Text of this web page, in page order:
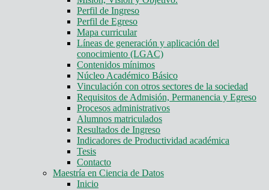
Perfil de Ingreso
Perfil de Egreso
Mapa curricular
Líneas de generación y aplicación del
conocimiento (LGAC)
Contenidos mínimos
Núcleo Académico Básico
Vinculación con otros sectores de la sociedad
Requisitos de Admisión, Permanencia y Egreso
Procesos administrativos
Alumnos matriculados
Resultados de Ingreso
Indicadores de Productividad académica
Tesis
Contacto
Maestría en Ciencia de Datos
Inicio